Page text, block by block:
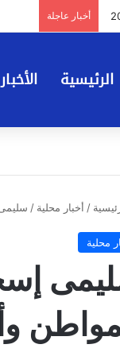
أخبار عاجلة
الرئيسية الأخبار
/ أخبار محلية /
محلية